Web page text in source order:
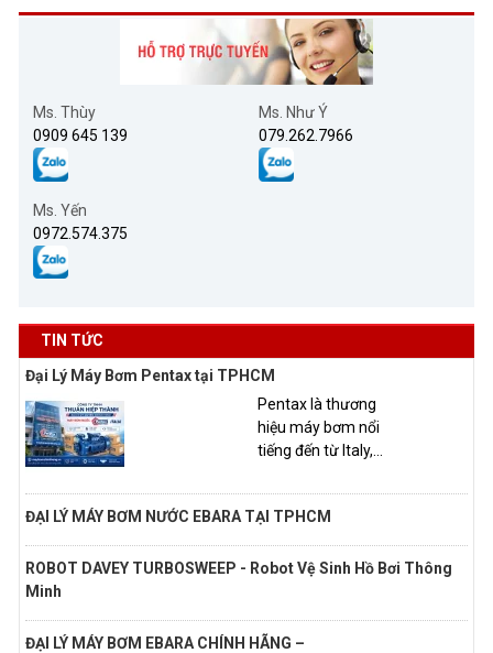
Ms. Thùy
0909 645 139
Ms. Như Ý
079.262.7966
Ms. Yến
0972.574.375
TIN TỨC
Đại Lý Máy Bơm Pentax tại TPHCM
Pentax là thương
hiệu máy bơm nổi
tiếng đến từ Italy,...
ĐẠI LÝ MÁY BƠM NƯỚC EBARA TẠI TPHCM
ROBOT DAVEY TURBOSWEEP - Robot Vệ Sinh Hồ Bơi Thông
Minh
ĐẠI LÝ MÁY BƠM EBARA CHÍNH HÃNG –